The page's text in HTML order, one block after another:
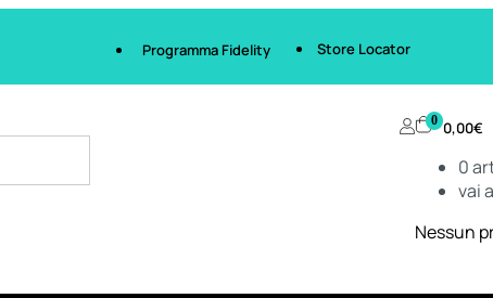
Programma Fidelity Store Locator
0 0,00€
0
vai
Nessun